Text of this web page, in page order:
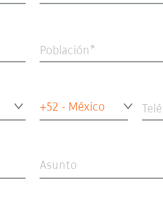
Población
+52 - México
Asunto